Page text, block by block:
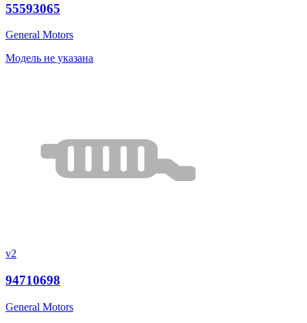
55593065
General Motors
Модель не указана
v2
94710698
General Motors